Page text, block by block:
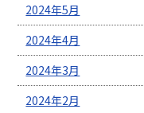
2024年5月
2024年4月
2024年3月
2024年2月